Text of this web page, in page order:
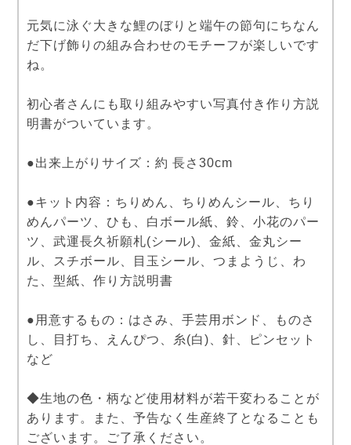
元気に泳ぐ大きな鯉のぼりと端午の節句にちなん
だ下げ飾りの組み合わせのモチーフが楽しいです
ね。
初心者さんにも取り組みやすい写真付き作り方説
明書がついています。
●出来上がりサイズ：約 長さ30cm
●キット内容：ちりめん、ちりめんシール、ちり
めんパーツ、ひも、白ボール紙、鈴、小花のパー
ツ、武運長久祈願札(シール)、金紙、金丸シー
ル、スチボール、目玉シール、つまようじ、わ
た、型紙、作り方説明書
●用意するもの：はさみ、手芸用ボンド、ものさ
し、目打ち、えんぴつ、糸(白)、針、ピンセット
など
◆生地の色・柄など使用材料が若干変わることが
あります。また、予告なく生産終了となることも
ございます。ご了承ください。